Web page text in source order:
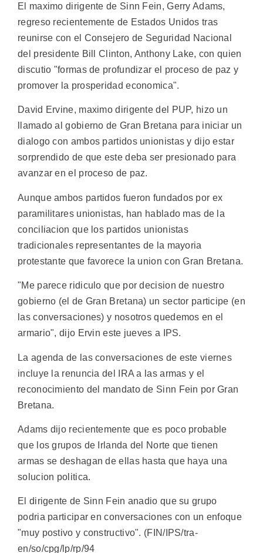
El maximo dirigente de Sinn Fein, Gerry Adams,
regreso recientemente de Estados Unidos tras
reunirse con el Consejero de Seguridad Nacional
del presidente Bill Clinton, Anthony Lake, con quien
discutio "formas de profundizar el proceso de paz y
promover la prosperidad economica".
David Ervine, maximo dirigente del PUP, hizo un
llamado al gobierno de Gran Bretana para iniciar un
dialogo con ambos partidos unionistas y dijo estar
sorprendido de que este deba ser presionado para
avanzar en el proceso de paz.
Aunque ambos partidos fueron fundados por ex
paramilitares unionistas, han hablado mas de la
conciliacion que los partidos unionistas
tradicionales representantes de la mayoria
protestante que favorece la union con Gran Bretana.
"Me parece ridiculo que por decision de nuestro
gobierno (el de Gran Bretana) un sector participe (en
las conversaciones) y nosotros quedemos en el
armario", dijo Ervin este jueves a IPS.
La agenda de las conversaciones de este viernes
incluye la renuncia del IRA a las armas y el
reconocimiento del mandato de Sinn Fein por Gran
Bretana.
Adams dijo recientemente que es poco probable
que los grupos de Irlanda del Norte que tienen
armas se deshagan de ellas hasta que haya una
solucion politica.
El dirigente de Sinn Fein anadio que su grupo
podria participar en conversaciones con un enfoque
"muy postivo y constructivo". (FIN/IPS/tra-
en/so/cpg/lp/rp/94